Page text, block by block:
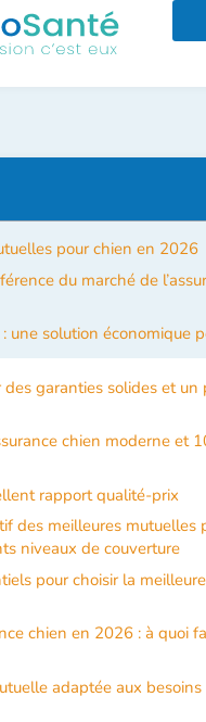
pour chien en 2026
du marché de
une solution économique
garanties solides et un
chien moderne et
rapport qualité-prix
des meilleures mutuelles
niveaux de couverture
pour choisir la
chien en 2026 : à quoi
adaptée aux